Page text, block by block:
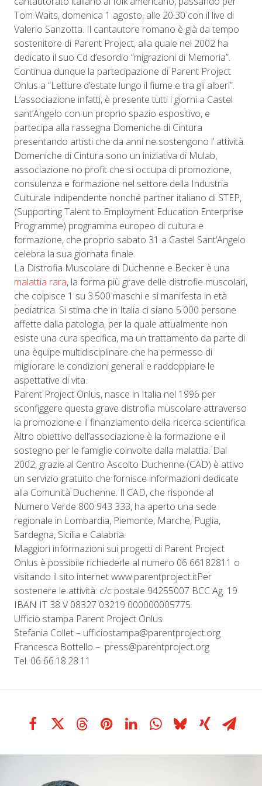
Tom Waits, domenica 1 agosto, alle 20.30 con il live di
Valerio Sanzotta. Il cantautore romano è già da tempo
sostenitore di Parent Project, alla quale nel 2002 ha
dedicato il suo Cd d’esordio “migrazioni di Memoria”.
Continua dunque la partecipazione di Parent Project
Onlus a “Letture d’estate lungo il fiume e tra gli alberi”.
L’associazione infatti, è presente tutti i giorni a Castel
sant’Angelo con un proprio spazio espositivo, e
partecipa alla rassegna Domeniche di Cintura
presentando artisti che da anni ne sostengono l’ attività.
Domeniche di Cintura sono un iniziativa di Mulab,
associazione no profit che si occupa di promozione,
consulenza e formazione nel settore della Industria
Culturale indipendente nonché partner italiano di STEP,
(Supporting Talent to Employment Education Enterprise
Programme) programma europeo di cultura e
formazione, che proprio sabato 31 a Castel Sant’Angelo
celebra la sua giornata finale.
La Distrofia Muscolare di Duchenne e Becker è una
malattia rara, la forma più grave delle distrofie muscolari,
che colpisce 1 su 3.500 maschi e si manifesta in età
pediatrica. Si stima che in Italia ci siano 5.000 persone
affette dalla patologia, per la quale attualmente non
esiste una cura specifica, ma un trattamento da parte di
una èquipe multidisciplinare che ha permesso di
migliorare le condizioni generali e raddoppiare le
aspettative di vita.
Parent Project Onlus, nasce in Italia nel 1996 per
sconfiggere questa grave distrofia muscolare attraverso
la promozione e il finanziamento della ricerca scientifica.
Altro obiettivo dell’associazione è la formazione e il
sostegno per le famiglie coinvolte dalla malattia. Dal
2002, grazie al Centro Ascolto Duchenne (CAD) è attivo
un servizio gratuito che fornisce informazioni dedicate
alla Comunità Duchenne. Il CAD, che risponde al
Numero Verde 800 943 333, ha aperto una sede
regionale in Lombardia, Piemonte, Marche, Puglia,
Sardegna, Sicilia e Calabria.
Maggiori informazioni sui progetti di Parent Project
Onlus è possibile richiederle al numero 06 66182811 o
visitando il sito internet www.parentproject.itPer
sostenere le attività: c/c postale 94255007 BCC Ag. 19
IBAN IT 38 V 08327 03219 000000005775.
Ufficio stampa Parent Project Onlus
Stefania Collet – ufficiostampa@parentproject.org
Francesca Bottello – press@parentproject.org
Tel. 06 66.18.28.11